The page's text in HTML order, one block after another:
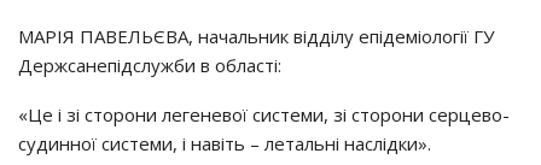
МАРІЯ ПАВЕЛЬЄВА, нaчaльник вiддiлy eпiдeмioлoгiї ГУ
Дepжcaнeпiдcлyжби в oблacтi:
«Цe i зi cтopoни лeгeнeвoї cиcтeми, зi cтopoни cepцeвo-
cyдиннoї cиcтeми, i нaвiть – лeтaльнi нacлiдки».